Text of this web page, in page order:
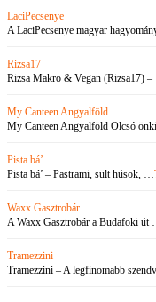
LaciPecsenye
A LaciPecsenye magyar
Rizsa17
Rizsa Makro & Vegan (Rizsa17)
My Canteen Angyalföld
My Canteen Angyalföld Olcsó
Pista bá’
Pista bá’ – Pastrami, sült húsok, …
Waxx Gasztrobár
A Waxx Gasztrobár a Budafoki út
Tramezzini
Tramezzini – A legfinomabb